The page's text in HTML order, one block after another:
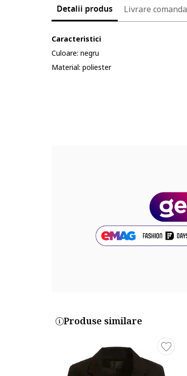
Detalii produs Livrare comanda
Caracteristici
Culoare: negru
Material: poliester
Produse similare